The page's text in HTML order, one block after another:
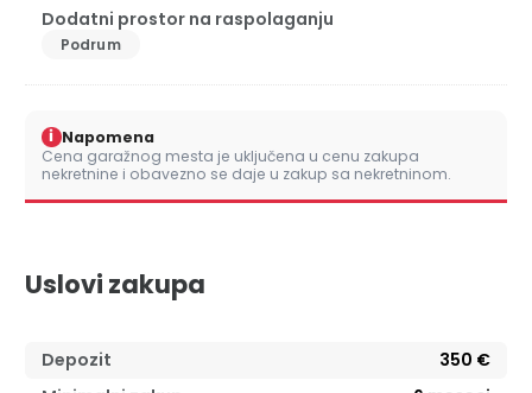
Dodatni prostor na raspolaganju
Podrum
i Napomena
Cena garažnog mesta je uključena u cenu zakupa
nekretnine i obavezno se daje u zakup sa nekretninom.
Uslovi zakupa
Depozit
350 €